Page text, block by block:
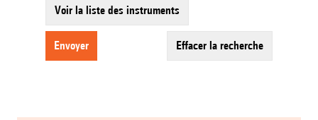
Voir la liste des instruments
envoyer effacer la recherche